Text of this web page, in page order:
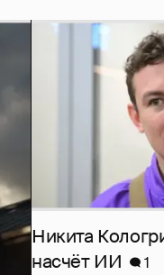
Никита
насчёт ИИ
1